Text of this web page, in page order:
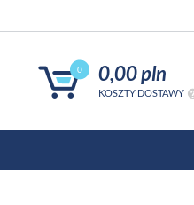
0 0,00 pln
KOSZTY DOSTAWY